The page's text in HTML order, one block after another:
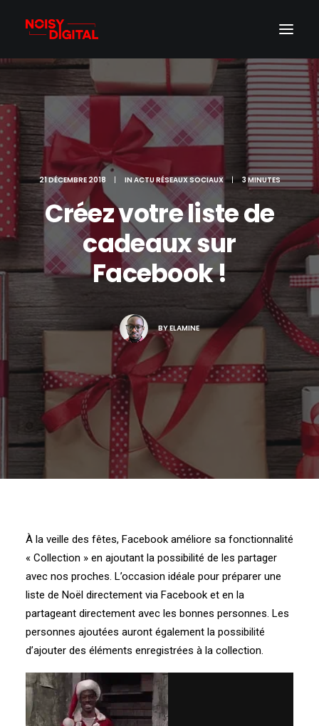
21 DÉCEMBRE 2018 | INACTU RÉSEAUX SOCIAUX | 3 MINUTES
Créez votre liste de
cadeaux sur
Facebook !
BYELAMINE
À la veille des fêtes, Facebook améliore sa fonctionnalité
« Collection » en ajoutant la possibilité de les partager
avec nos proches. L’occasion idéale pour préparer une
liste de Noël directement via Facebook et en la
partageant directement avec les bonnes personnes. Les
personnes ajoutées auront également la possibilité
d’ajouter des éléments enregistrées à la collection.